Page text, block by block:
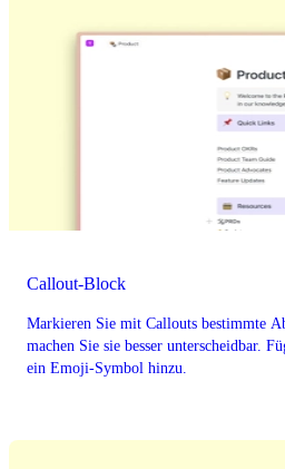
Callout-Block
Markieren Sie mit Callouts bestimmte
machen Sie sie besser unterscheidbar.
ein Emoji-Symbol hinzu.